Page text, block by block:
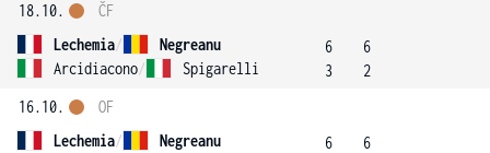
18.10.
Lechemia/
Negreanu
Arcidiacono/ Spigarelli
ČF
6
3
6
2
16.10.
Lechemia/
Negreanu
OF
6
6